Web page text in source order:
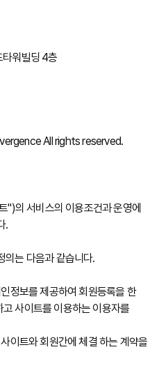
워빌딩 4층
All rights reserved.
")의 서비스의 이용조건과 운영에
.
의는 다음과 같습니다.
정보를 제공하여 회원등록을 한
사이트를 이용하는 이용자를
이트와 회원간에 체결 하는 계약을